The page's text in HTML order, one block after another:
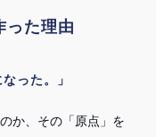
った理由
った。」
か、その「原点」を